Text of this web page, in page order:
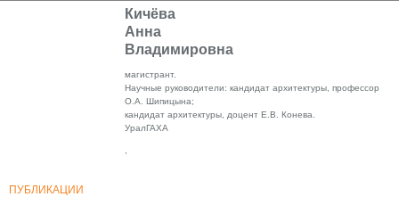
Кичёва
Анна
Владимировна
магистрант.
Научные руководители: кандидат архитектуры, профессор
О.А. Шипицына;
кандидат архитектуры, доцент Е.В. Конева.
УралГАХА
ПУБЛИКАЦИИ